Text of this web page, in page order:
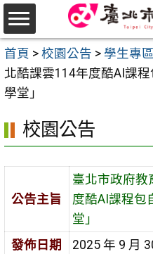
跳
至
主
要
內
首頁 > 校園公告 > 學生專區
北酷課雲114年度酷AI課
學堂」
校園公告
公告主旨
臺北市政府教
度酷AI課程包
堂」
發佈日期
2025 年 9 月
選
單